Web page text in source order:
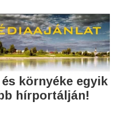
környéke egyik
hírportálján!